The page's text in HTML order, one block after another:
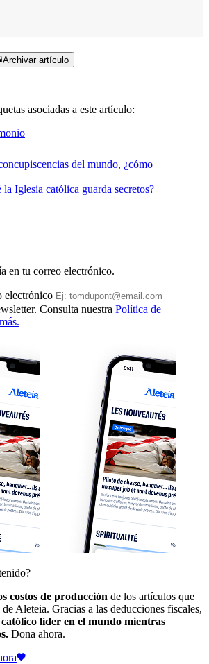
Archivar artículo
asociadas a este artículo:
del mundo, ¿cómo
la Iglesia católica guarda secretos?
en tu correo electrónico.
electrónico
Consulta nuestra Política de
costos de producción de los artículos que
Aleteia. Gracias a las deducciones fiscales,
líder en el mundo mientras
Dona ahora.